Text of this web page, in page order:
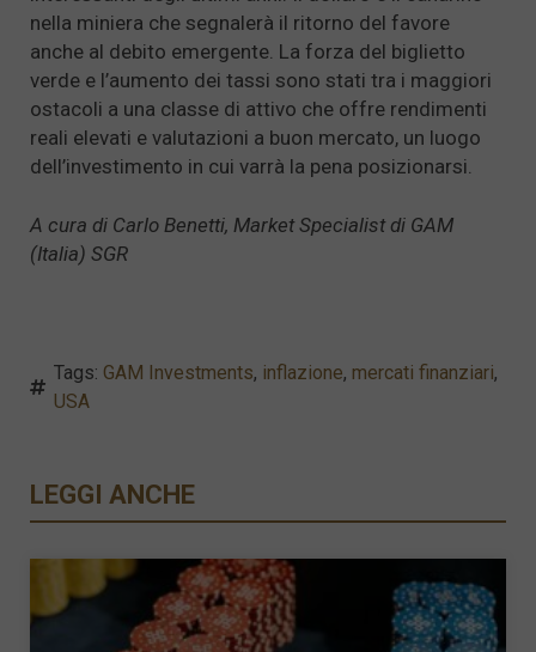
nella miniera che segnalerà il ritorno del favore
anche al debito emergente. La forza del biglietto
verde e l’aumento dei tassi sono stati tra i maggiori
ostacoli a una classe di attivo che offre rendimenti
reali elevati e valutazioni a buon mercato, un luogo
dell’investimento in cui varrà la pena posizionarsi.
A cura di Carlo Benetti, Market Specialist di GAM
(Italia) SGR
Tags: GAM Investments, inflazione, mercati finanziari,
USA
LEGGI ANCHE